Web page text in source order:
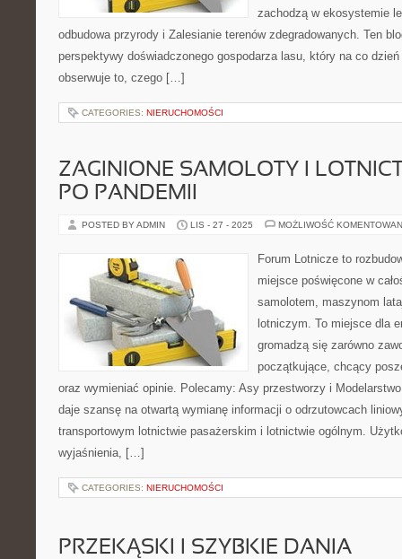
zachodzą w ekosystemie
odbudowa przyrody i Zalesianie terenów zdegradowanych. Ten
perspektywy doświadczonego gospodarza lasu, który na co
obserwuje to, czego […]
CATEGORIES: NIERUCHOMOŚCI
ZAGINIONE SAMOLOTY I
PO PANDEMII
POSTED BY ADMIN LIS - 27 - 2025 MOŻLIWOŚĆ
Forum Lotnicze to
miejsce poświęcone w
samolotem, maszynom
lotniczym. To miejsce dla
gromadzą się zarówno
początkujące, chcący
oraz wymieniać opinie. Polecamy: Asy przestworzy i
daje szansę na otwartą wymianę informacji o odrzutowcach
transportowym lotnictwie pasażerskim i lotnictwie ogólnym.
wyjaśnienia, […]
CATEGORIES: NIERUCHOMOŚCI
PRZEKĄSKI I SZYBKIE DANIA